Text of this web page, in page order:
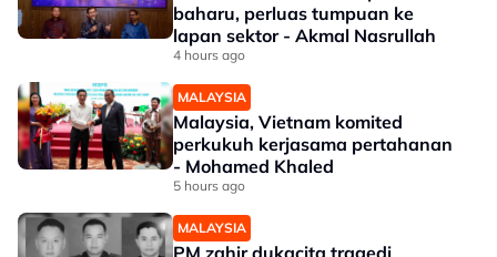
baharu, perluas tumpuan ke
lapan sektor - Akmal Nasrullah
4 hours ago
MALAYSIA
Malaysia, Vietnam komited
perkukuh kerjasama pertahanan
- Mohamed Khaled
5 hours ago
MALAYSIA
PM zahir dukacita tragedi